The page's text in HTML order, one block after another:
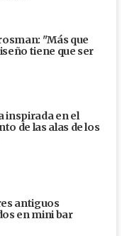
"Más que
tiene que ser
inspirada en el
de las alas de los
antiguos
en mini bar